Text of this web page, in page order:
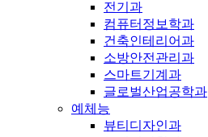
전기과
컴퓨터정보학과
건축인테리어과
소방안전관리과
스마트기계과
글로벌산업공학과
예체능
뷰티디자인과